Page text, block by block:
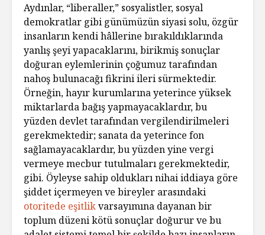
Aydınlar, “liberaller,” sosyalistler, sosyal
demokratlar gibi günümüzün siyasi solu, özgür
insanların kendi hâllerine bırakıldıklarında
yanlış şeyi yapacaklarını, birikmiş sonuçlar
doğuran eylemlerinin çoğumuz tarafından
nahoş bulunacağı fikrini ileri sürmektedir.
Örneğin, hayır kurumlarına yeterince yüksek
miktarlarda bağış yapmayacaklardır, bu
yüzden devlet tarafından vergilendirilmeleri
gerekmektedir; sanata da yeterince fon
sağlamayacaklardır, bu yüzden yine vergi
vermeye mecbur tutulmaları gerekmektedir,
gibi. Öyleyse sahip oldukları nihai iddiaya göre
şiddet içermeyen ve bireyler arasındaki
otoritede eşitlikvarsayımına dayanan bir
toplum düzeni kötü sonuçlar doğurur ve bu